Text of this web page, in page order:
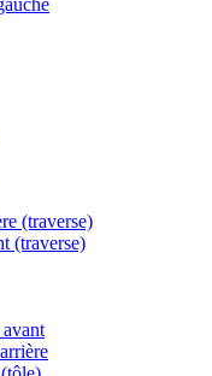
(traverse)
(traverse)